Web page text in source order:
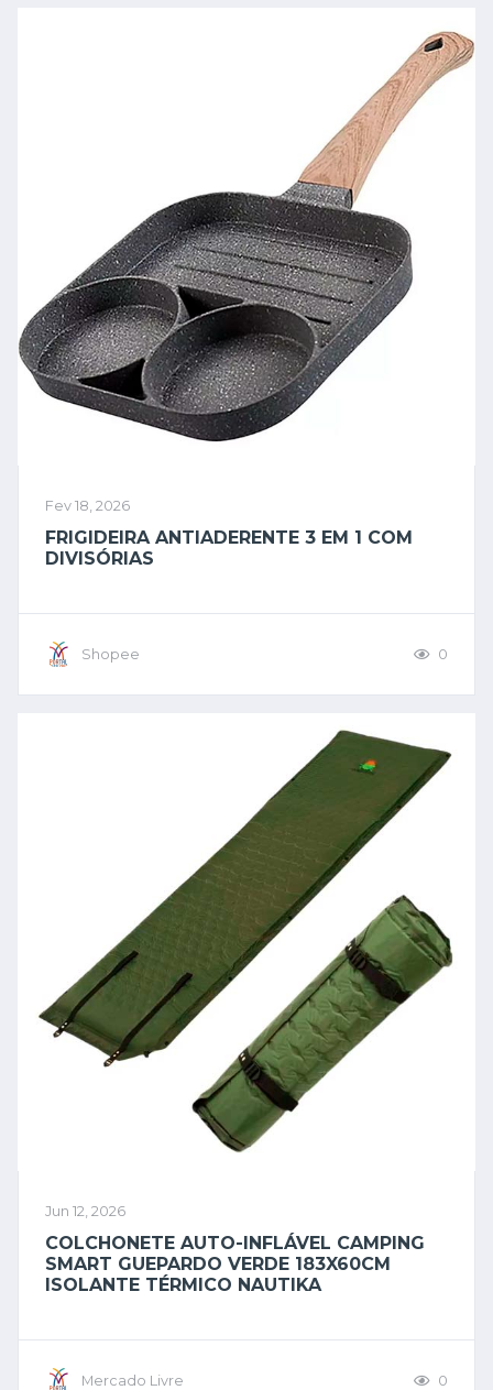
Fev 18, 2026
FRIGIDEIRA ANTIADERENTE 3 EM 1 COM
DIVISÓRIAS
Shopee 0
Jun 12, 2026
COLCHONETE AUTO-INFLÁVEL CAMPING
SMART GUEPARDO VERDE 183X60CM
ISOLANTE TÉRMICO NAUTIKA
Mercado Livre 0